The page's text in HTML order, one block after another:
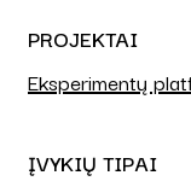
PROJEKTAI
Eksperimentų
ĮVYKIŲ TIPAI